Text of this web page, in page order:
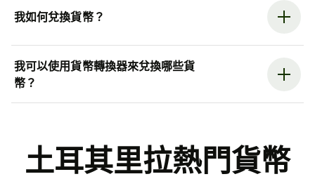
我如何兌換貨幣？
我可以使用貨幣轉換器來兌換哪些貨
幣？
土耳其里拉熱門貨幣